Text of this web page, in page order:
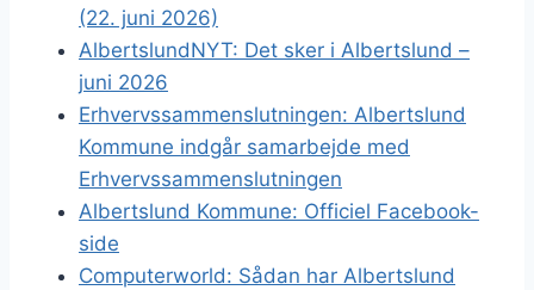
(22. juni 2026)
AlbertslundNYT: Det sker i Albertslund –
juni 2026
Erhvervssammenslutningen: Albertslund
Kommune indgår samarbejde med
Erhvervssammenslutningen
Albertslund Kommune: Officiel Facebook-
side
Computerworld: Sådan har Albertslund